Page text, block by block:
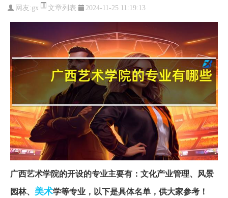
网友:gx 文章列表 2024-11-25 11:19:13
广西艺术学院的开设的专业主要有：文化产业管理、风景
园林、 美术学等专业，以下是具体名单，供大家参考！